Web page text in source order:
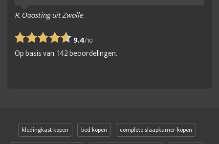
R. Ooosting uit Zwolle
9.4/10
Op basis van:142beoordelingen.
kledingkast kopen bed kopen complete slaapkamer kopen